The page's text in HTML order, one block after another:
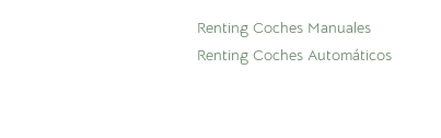
Renting Coches Manuales
Renting Coches Automáticos